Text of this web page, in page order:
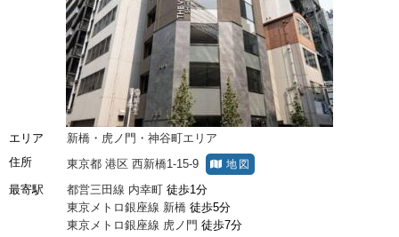
エリア
新橋・虎ノ門・神谷町エリア
住所
東京都 港区 西新橋1-15-9 地図
最寄駅 都営三田線 内幸町 徒歩1分
東京メトロ銀座線 新橋 徒歩5分
東京メトロ銀座線 虎ノ門 徒歩7分